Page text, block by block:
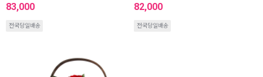
83,000
전국당일배송
82,000
전국당일배송